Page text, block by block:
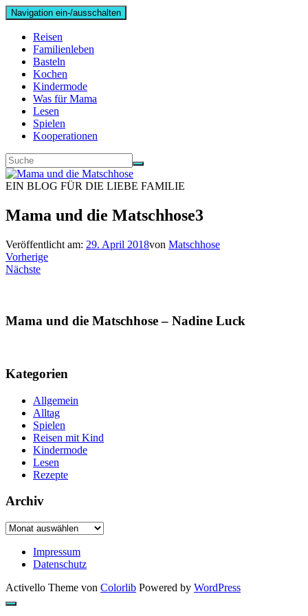
Navigation ein-/ausschalten
Reisen
Familienleben
Basteln
Kochen
Kindermode
Was für Mama
Lesen
Spielen
Kooperationen
EIN BLOG FÜR DIE LIEBE FAMILIE
Mama und die Matschhose3
Veröffentlicht am: 29. April 2018von Matschhose
Vorherige
Nächste
Mama und die Matschhose – Nadine Luck
Kategorien
Allgemein
Alltag
Spielen
Reisen mit Kind
Kindermode
Lesen
Rezepte
Archiv
Archiv
Impressum
Datenschutz
Activello Theme von Colorlib Powered by WordPress